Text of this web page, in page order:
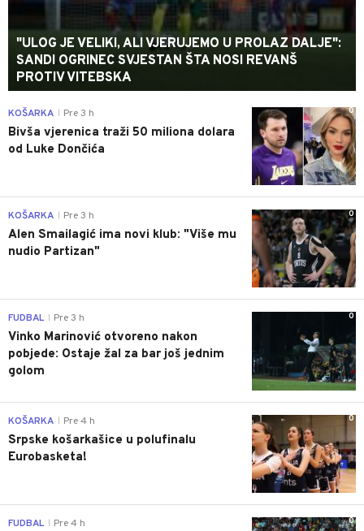
"ULOG JE VELIKI, ALI VJERUJEMO U PROLAZ DALJE":
SANDI OGRINEC SVJESTAN ŠTA NOSI REVANŠ
PROTIV VITEBSKA
0
KOŠARKA Pre 3 h
Bivša vjerenica traži 50 miliona dolara
od Luke Dončića
0
KOŠARKA Pre 3 h
Alen Smailagić ima novi klub: "Više mu
nudio Partizan"
0
FUDBAL Pre 3 h
Vinko Marinović otvoreno nakon
pobjede: Ostaje žal za bar još jednim
golom
0
KOŠARKA Pre 4 h
Srpske košarkašice u polufinalu
Eurobasketa!
0
FUDBAL Pre 4 h